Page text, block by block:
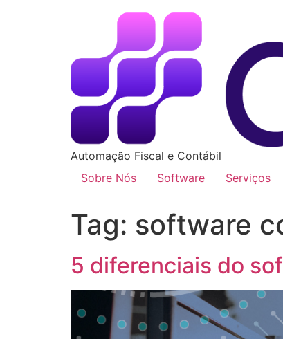
Automação Fiscal e Contábil
Sobre Nós
Software Serviços
Tag: software
5 diferenciais do